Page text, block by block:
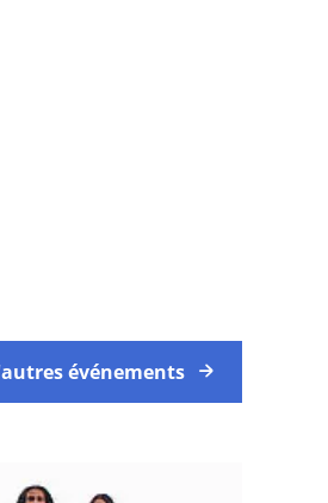
événements